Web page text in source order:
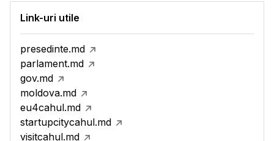
Link-uri utile
presedinte.md
parlament.md
gov.md
moldova.md
eu4cahul.md
startupcitycahul.md
visitcahul.md